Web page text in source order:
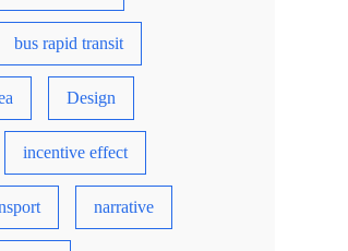
bus rapid transit
Design
incentive effect
narrative